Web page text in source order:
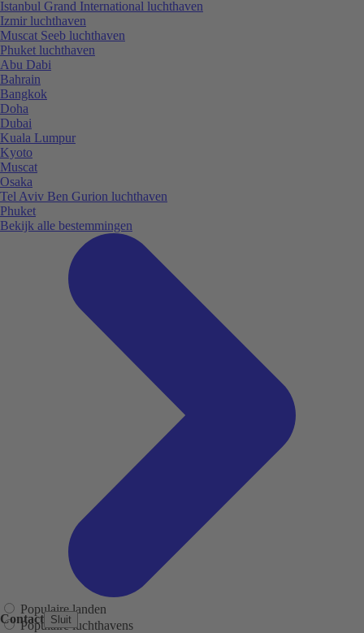
Contact Sluit
Istanbul Grand International luchthaven
Izmir luchthaven
Muscat Seeb luchthaven
Phuket luchthaven
Abu Dabi
Bahrain
Bangkok
Doha
Dubai
Kuala Lumpur
Kyoto
Muscat
Osaka
Tel Aviv Ben Gurion luchthaven
Phuket
Bekijk alle bestemmingen
Populaire landen
Populaire luchthavens